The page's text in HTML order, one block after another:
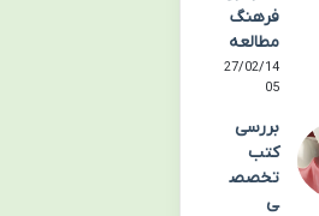
فرهنگ
مطالعه
27/02/14
05
بررسی
کتب
تخصص
ی